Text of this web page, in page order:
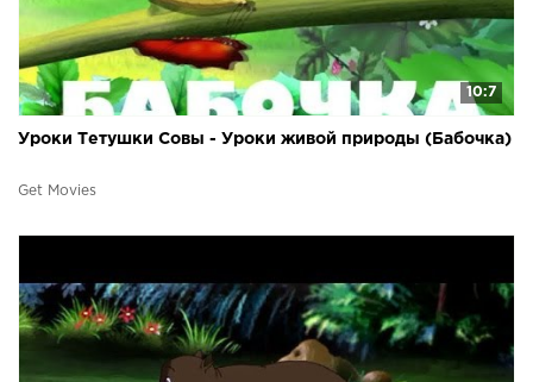
10:7
Уроки Тетушки Совы - Уроки живой природы (Бабочка)
Get Movies